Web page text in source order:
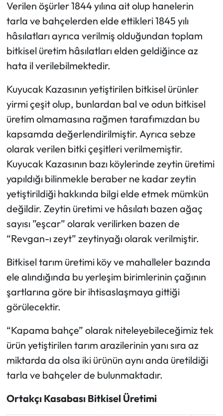
Verilen öşürler 1844 yılına ait olup hanelerin
tarla ve bahçelerden elde ettikleri 1845 yılı
hâsılatları ayrıca verilmiş olduğundan toplam
bitkisel üretim hâsılatları elden geldiğince az
hata il verilebilmektedir.
Kuyucak Kazasının yetiştirilen bitkisel ürünler
yirmi çeşit olup, bunlardan bal ve odun bitkisel
üretim olmamasına rağmen tarafımızdan bu
kapsamda değerlendirilmiştir. Ayrıca sebze
olarak verilen bitki çeşitleri verilmemiştir.
Kuyucak Kazasının bazı köylerinde zeytin üretimi
yapıldığı bilinmekle beraber ne kadar zeytin
yetiştirildiği hakkında bilgi elde etmek mümkün
değildir. Zeytin üretimi ve hâsılatı bazen ağaç
sayısı ”eşcar” olarak verilirken bazen de
“Revgan-ı zeyt” zeytinyağı olarak verilmiştir.
Bitkisel tarım üretimi köy ve mahalleler bazında
ele alındığında bu yerleşim birimlerinin çağının
şartlarına göre bir ihtisaslaşmaya gittiği
görülecektir.
“Kapama bahçe” olarak niteleyebileceğimiz tek
ürün yetiştirilen tarım arazilerinin yanı sıra az
miktarda da olsa iki ürünün aynı anda üretildiği
tarla ve bahçeler de bulunmaktadır.
Ortakçı Kasabası Bitkisel Üretimi